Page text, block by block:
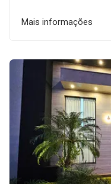
Mais informações